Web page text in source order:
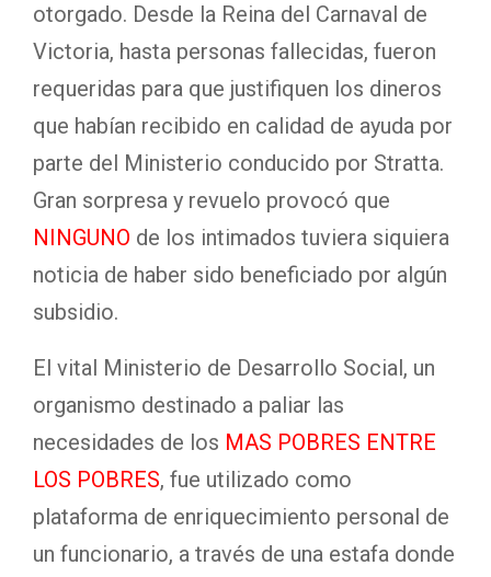
otorgado. Desde la Reina del Carnaval de
Victoria, hasta personas fallecidas, fueron
requeridas para que justifiquen los dineros
que habían recibido en calidad de ayuda por
parte del Ministerio conducido por Stratta.
Gran sorpresa y revuelo provocó que
NINGUNO de los intimados tuviera siquiera
noticia de haber sido beneficiado por algún
subsidio.
El vital Ministerio de Desarrollo Social, un
organismo destinado a paliar las
necesidades de los MAS POBRES ENTRE
LOS POBRES, fue utilizado como
plataforma de enriquecimiento personal de
un funcionario, a través de una estafa donde